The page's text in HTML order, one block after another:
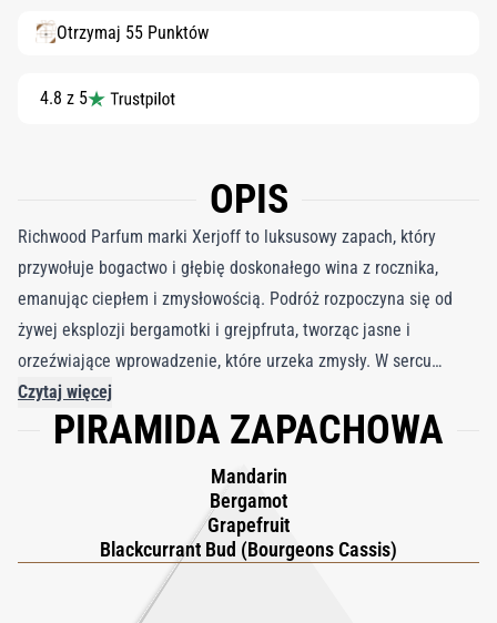
Otrzymaj 55 Punktów
4.8 z 5
OPIS
Richwood Parfum marki Xerjoff to luksusowy zapach, który
przywołuje bogactwo i głębię doskonałego wina z rocznika,
emanując ciepłem i zmysłowością. Podróż rozpoczyna się od
żywej eksplozji bergamotki i grejpfruta, tworząc jasne i
orzeźwiające wprowadzenie, które urzeka zmysły. W sercu
rozwija się aksamitny bukiet absolutu róży i liści geranium,
dodając odrobinę romantyzmu i wyrafinowania. Gdy zapach się
otaczając skórę hipnotyzującym i długotrwałym uściskiem.
Będąc częścią prestiżowej kolekcji XJ 17/17 Stone Label,
Richwood inspirowany jest naturalnym pięknem minerałów i
kamieni półszlachetnych, nawiązując do elegancji i
wyrafinowania skarbów natury. Ta harmonijna mieszanka
Czytaj więcej
PIRAMIDA ZAPACHOWA
Mandarin
Bergamot
Grapefruit
Blackcurrant Bud (Bourgeons Cassis)